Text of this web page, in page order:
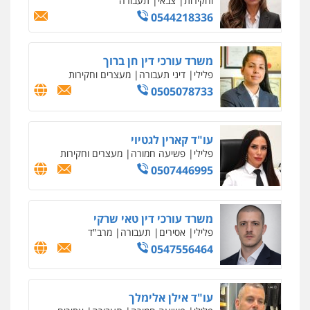
0547780927
עו"ד אסף גונן
פלילי פשע חמור תעבורה צבא מעצרים
וחקירות
0542255161
גל דהן – משרד עורך דין פלילי
פלילי פשיעה חמורה סמים מעצרים
וחקירות
0544723840
עו"ד ראוף נג'אר
פלילי עורכי דין לענייני אסירים מעצרים
סמים רכוש
0548009246
דוד אפרים משרד עורכי דין